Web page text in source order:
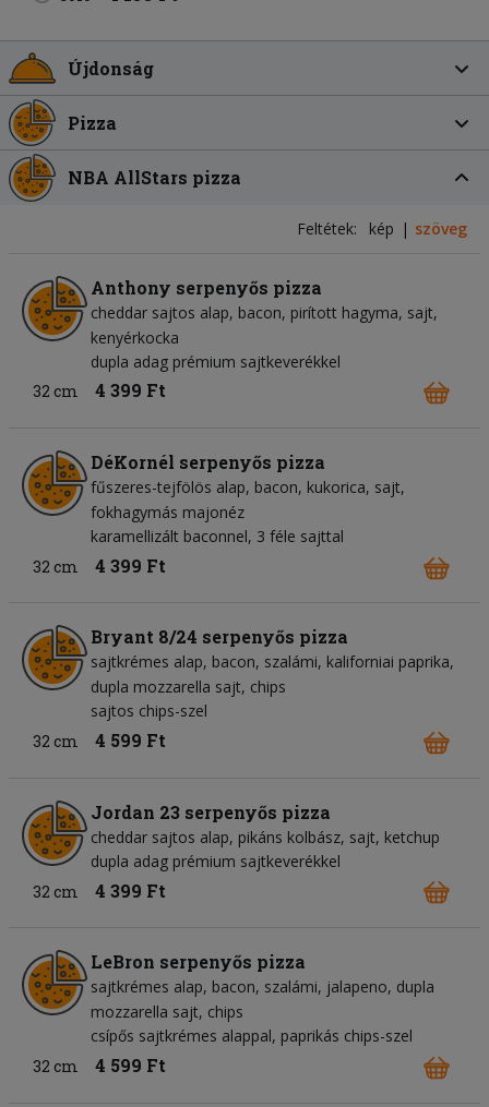
Újdonság
Pizza
NBA AllStars pizza
Feltétek: kép szöveg
Anthony serpenyős pizza
cheddar sajtos alap bacon pirított hagyma sajt
kenyérkocka
dupla adag prémium sajtkeverékkel
32 cm
4 399 Ft
DéKornél serpenyős pizza
fűszeres-tejfölös alap bacon kukorica sajt
fokhagymás majonéz
karamellizált baconnel, 3 féle sajttal
32 cm
4 399 Ft
Bryant 8/24 serpenyős pizza
sajtkrémes alap bacon szalámi kaliforniai paprika
dupla mozzarella sajt chips
sajtos chips-szel
32 cm
4 599 Ft
Jordan 23 serpenyős pizza
cheddar sajtos alap pikáns kolbász sajt ketchup
dupla adag prémium sajtkeverékkel
32 cm
4 399 Ft
LeBron serpenyős pizza
sajtkrémes alap bacon szalámi jalapeno dupla
mozzarella sajt chips
csípős sajtkrémes alappal, paprikás chips-szel
32 cm
4 599 Ft